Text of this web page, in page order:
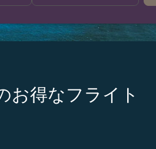
お得なフライト
てください。